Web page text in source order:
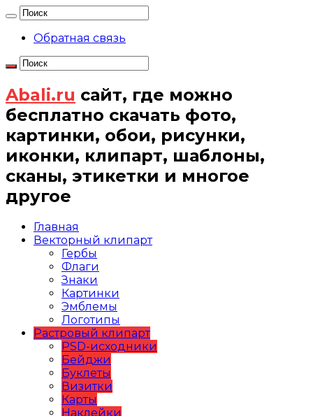
Обратная связь
Abali.ru сайт, где можно
бесплатно скачать фото,
картинки, обои, рисунки,
иконки, клипарт, шаблоны,
сканы, этикетки и многое
другое
Главная
Векторный клипарт
Гербы
Флаги
Знаки
Картинки
Эмблемы
Логотипы
Растровый клипарт
PSD-исходники
Бейджи
Буклеты
Визитки
Карты
Наклейки